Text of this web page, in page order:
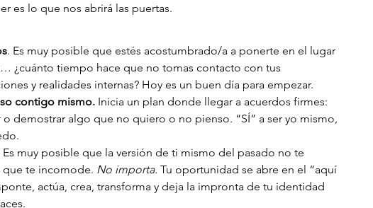
es lo que nos abrirá las puertas.
. Es muy posible que estés acostumbrado/a a ponerte en el lugar
¿cuánto tiempo hace que no tomas contacto con tus
y realidades internas? Hoy es un buen día para empezar.
contigo mismo. Inicia un plan donde llegar a acuerdos firmes:
o demostrar algo que no quiero o no pienso. “SÍ” a ser yo mismo,
Es muy posible que la versión de ti mismo del pasado no te
que te incomode. No importa. Tu oportunidad se abre en el “aquí
actúa, crea, transforma y deja la impronta de tu identidad